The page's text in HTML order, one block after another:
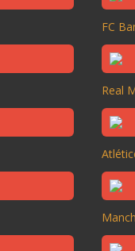
FC
Real